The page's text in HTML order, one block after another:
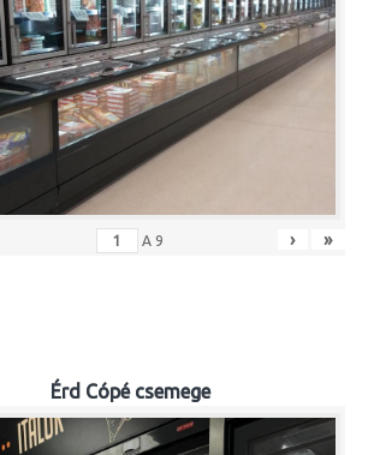
A 9 › »
Érd Cópé csemege